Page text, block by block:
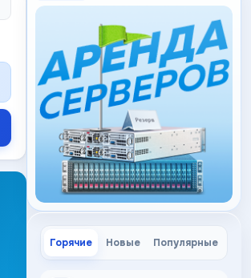
Горячие Новые Популярные